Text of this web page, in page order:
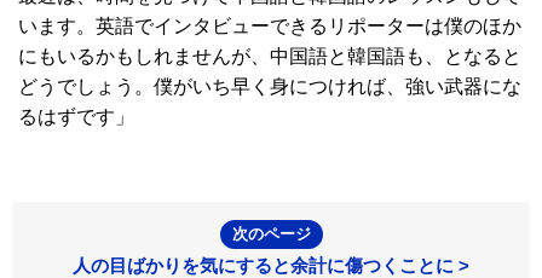
います。英語でインタビューできるリポーターは僕のほか
にもいるかもしれませんが、中国語と韓国語も、となると
どうでしょう。僕がいち早く身につければ、強い武器にな
るはずです」
次のページ
人の目ばかりを気にすると余計に傷つくことに >